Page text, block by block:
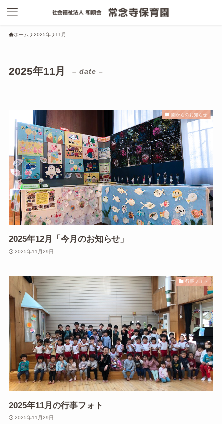
ホーム 2025年 11月
2025年11月 – date –
園からのお知らせ
2025年12月「今月のお知らせ」
2025年11月29日
行事フォト
2025年11月の行事フォト
2025年11月29日